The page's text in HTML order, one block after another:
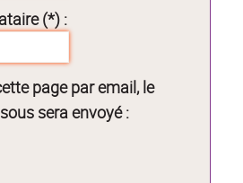
(*) :
page par email, le
sera envoyé :